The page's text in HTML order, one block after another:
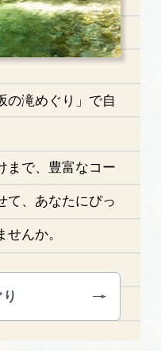
の滝めぐり」で自
まで、豊富なコー
て、あなたにぴっ
んか。